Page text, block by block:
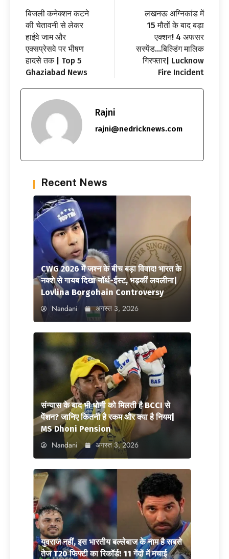
बिजली कनेक्शन कटने
की चेतावनी से लेकर
हाईवे जाम और
एक्सप्रेसवे पर भीषण
हादसे तक | Top 5
Ghaziabad News
लखनऊ अग्निकांड में
15 मौतों के बाद बड़ा
एक्शन! 4 अफसर
सस्पेंड…बिल्डिंग मालिक
गिरफ्तार| Lucknow
Fire Incident
Rajni
rajni@nedricknews.com
Recent News
CWG 2026 में जश्न के बीच बड़ा विवाद! भारत के
नक्शे से गायब दिखा नॉर्थ-ईस्ट, भड़कीं लवलीना|
Lovlina Borgohain Controversy
Nandani अगस्त 3, 2026
संन्यास के बाद भी धोनी को मिलती है BCCI से
पेंशन? जानिए कितनी है रकम और क्या है नियम|
MS Dhoni Pension
Nandani अगस्त 3, 2026
युवराज नहीं, इस भारतीय बल्लेबाज के नाम है सबसे
तेज T20 फिफ्टी का रिकॉर्ड! 11 गेंदों में मचाई